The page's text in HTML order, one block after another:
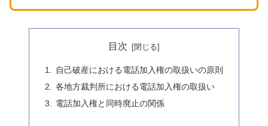
目次
自己破産における電話加入権の取扱いの原則
各地方裁判所における電話加入権の取扱い
電話加入権と同時廃止の関係